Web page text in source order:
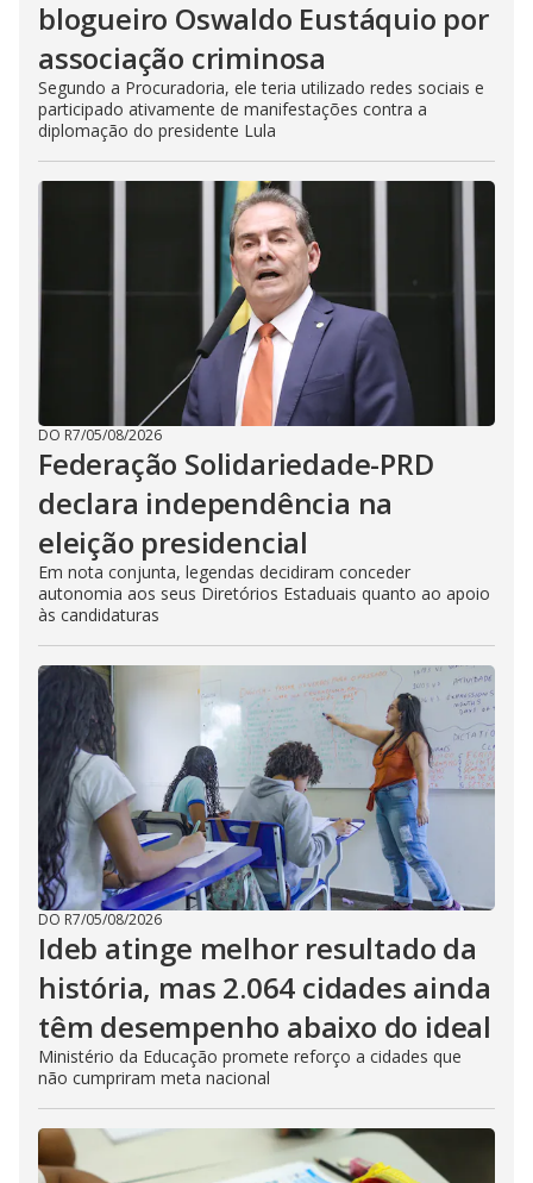
blogueiro Oswaldo Eustáquio por
associação criminosa
Segundo a Procuradoria, ele teria utilizado redes sociais e
participado ativamente de manifestações contra a
diplomação do presidente Lula
DO R7/05/08/2026
Federação Solidariedade-PRD
declara independência na
eleição presidencial
Em nota conjunta, legendas decidiram conceder
autonomia aos seus Diretórios Estaduais quanto ao apoio
às candidaturas
DO R7/05/08/2026
Ideb atinge melhor resultado da
história, mas 2.064 cidades ainda
têm desempenho abaixo do ideal
Ministério da Educação promete reforço a cidades que
não cumpriram meta nacional